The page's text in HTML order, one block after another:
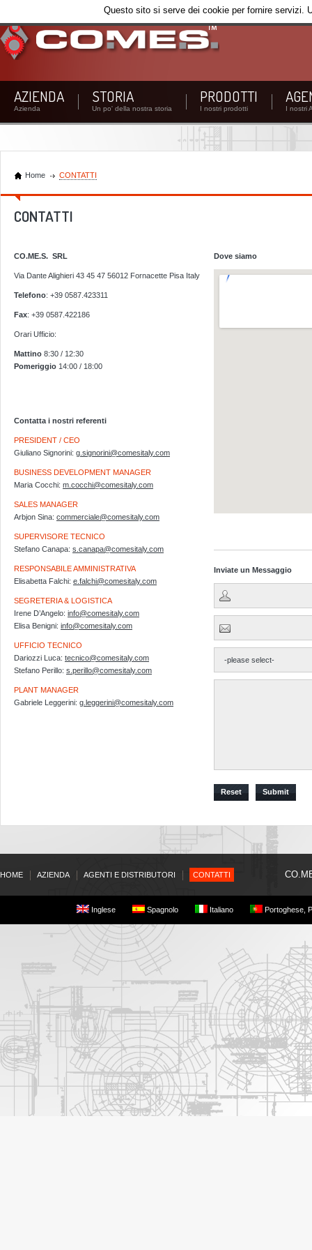
AZIENDA
Azienda
STORIA
Un po' della nostra storia
PRODOTTI
I nostri prodotti I nostri
Home CONTATTI
CONTATTI
CO.ME.S. SRL
Via Dante Alighieri 43 45 47 56012 Fornacette Pisa Italy
Telefono: +39 0587.423311
Fax: +39 0587.422186
Orari Ufficio:
Mattino 8:30 / 12:30
Pomeriggio 14:00 / 18:00
Contatta i nostri referenti
PRESIDENT / CEO
Giuliano Signorini: g.signorini@comesitaly.com
BUSINESS DEVELOPMENT MANAGER
Maria Cocchi: m.cocchi@comesitaly.com
SALES MANAGER
Arbjon Sina: commerciale@comesitaly.com
SUPERVISORE TECNICO
Stefano Canapa: s.canapa@comesitaly.com
RESPONSABILE AMMINISTRATIVA
Elisabetta Falchi: e.falchi@comesitaly.com
SEGRETERIA & LOGISTICA
Irene D’Angelo: info@comesitaly.com
Elisa Benigni: info@comesitaly.com
UFFICIO TECNICO
Dariozzi Luca: tecnico@comesitaly.com
Stefano Perillo: s.perillo@comesitaly.com
PLANT MANAGER
Gabriele Leggerini: g.leggerini@comesitaly.com
Dove siamo
Inviate un Messaggio
Reset Submit
HOME AZIENDA AGENTI E DISTRIBUTORI CONTATTI
Questo sito si serve dei cookie per fornire servizi.
Inglese Spagnolo Italiano Portoghese,